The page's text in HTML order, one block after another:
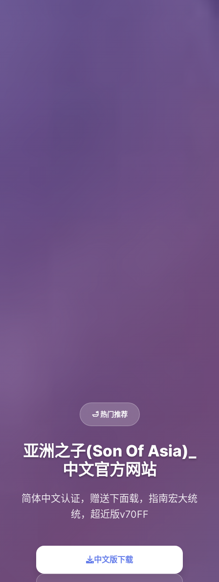
🛁 热门推荐
亚洲之子(Son Of Asia)_
中文官方网站
简体中文认证，赠送下面载，指南宏大统
统，超近版v70FF
中文版下载